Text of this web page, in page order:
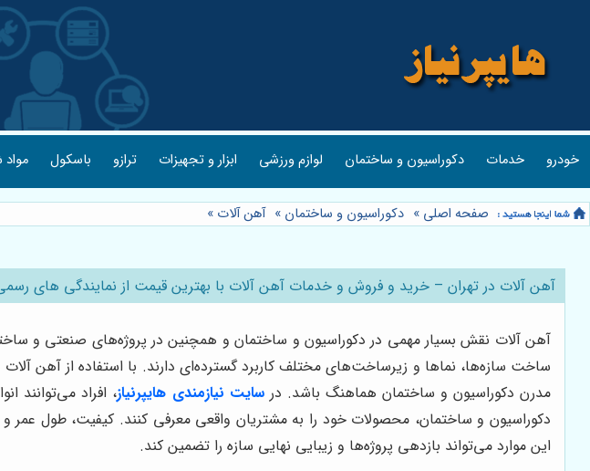
خودرو خدمات دکوراسیون و ساختمان لوازم ورزشی ابزار و تجهیزات ترازو باسکول
صفحه اصلی » دکوراسیون و ساختمان » آهن آلات »
آهن آلات در تهران – خرید و فروش و خدمات آهن آلات با بهترین قیمت از نمایندگی های
آهن آلات نقش بسیار مهمی در دکوراسیون و ساختمان و همچنین در پروژه‌های صنعتی و
ساخت سازه‌ها، نماها و زیرساخت‌های مختلف کاربرد گسترده‌ای دارند. با استفاده از آهن
مدرن دکوراسیون و ساختمان هماهنگ باشد. درسایت نیازمندی هایپرنیاز، افراد می‌توانند
دکوراسیون و ساختمان، محصولات خود را به مشتریان واقعی معرفی کنند. کیفیت، طول عمر
این موارد می‌تواند بازدهی پروژه‌ها و زیبایی نهایی سازه را تضمین کند.